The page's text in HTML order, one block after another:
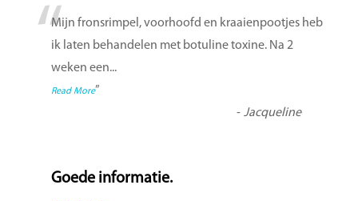
“Mijn fronsrimpel, voorhoofd en kraaienpootjes heb
ik laten behandelen met botuline toxine. Na 2
weken een...
Read More”
-Jacqueline
Goede informatie.